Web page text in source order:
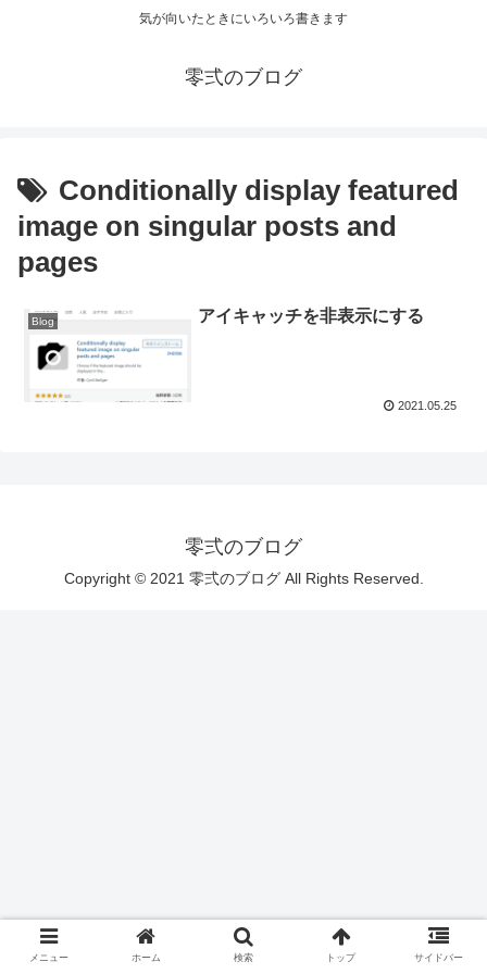
気が向いたときにいろいろ書きます
零弍のブログ
Conditionally display featured
image on singular posts and
pages
Blog アイキャッチを非表示にする
2021.05.25
零弍のブログ
Copyright © 2021 零弍のブログ All Rights Reserved.
メニュー ホーム 検索 トップ サイドバー